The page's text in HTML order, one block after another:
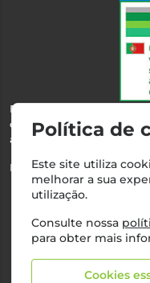
Esta farmácia encontra-se
dispensa de
através da internet.
Nº Infarmed: 21 798 7100
Direção
NIPC:510103669 |
©2026
Política de
Este site utiliza
melhorar a sua
utilização.
Consulte nossa
para obter mais
Cookies